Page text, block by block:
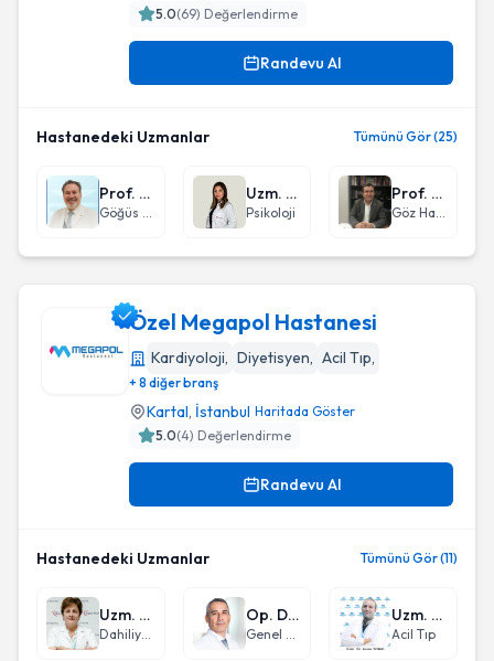
5.0(69) Değerlendirme
Randevu Al
Hastanedeki Uzmanlar Tümünü Gör (25)
Prof. Dr. Ahmet Demirkaya
Göğüs Cerrahisi
Uzm. Psk. Beldem Sekban
Psikoloji
Prof. Dr. Kazım Devranoğlu
Göz Hastalıkları
Özel Megapol Hastanesi
Özel Megapol Hastanesi
Kardiyoloji, Diyetisyen, Acil Tıp,
+ 8 diğer branş
Kartal, İstanbul Haritada Göster
5.0(4) Değerlendirme
Randevu Al
Hastanedeki Uzmanlar Tümünü Gör (11)
Uzm. Dr. Demet Yiğit
Dahiliye - İç Hastalıkları
Op. Dr. Hakan Yenel
Genel Cerrahi
Uzm. Dr. Asım Tomo
Acil Tıp